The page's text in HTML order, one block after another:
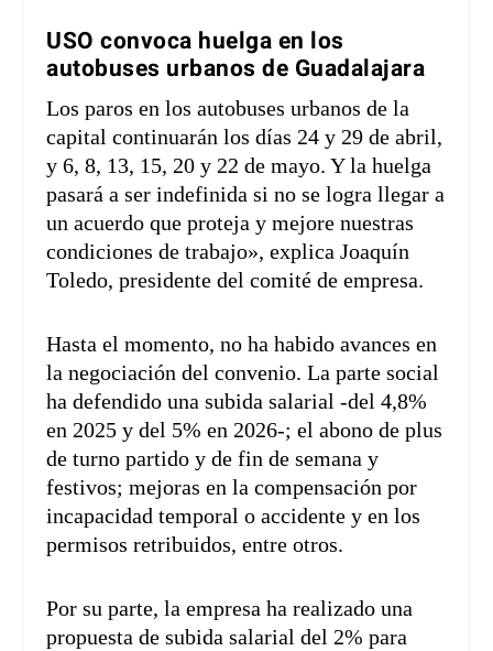
USO convoca huelga en los
autobuses urbanos de Guadalajara
Los paros en los autobuses urbanos de la
capital continuarán los días 24 y 29 de abril,
y 6, 8, 13, 15, 20 y 22 de mayo. Y la huelga
pasará a ser indefinida si no se logra llegar a
un acuerdo que proteja y mejore nuestras
condiciones de trabajo», explica Joaquín
Toledo, presidente del comité de empresa.
Hasta el momento, no ha habido avances en
la negociación del convenio. La parte social
ha defendido una subida salarial -del 4,8%
en 2025 y del 5% en 2026-; el abono de plus
de turno partido y de fin de semana y
festivos; mejoras en la compensación por
incapacidad temporal o accidente y en los
permisos retribuidos, entre otros.
Por su parte, la empresa ha realizado una
propuesta de subida salarial del 2% para